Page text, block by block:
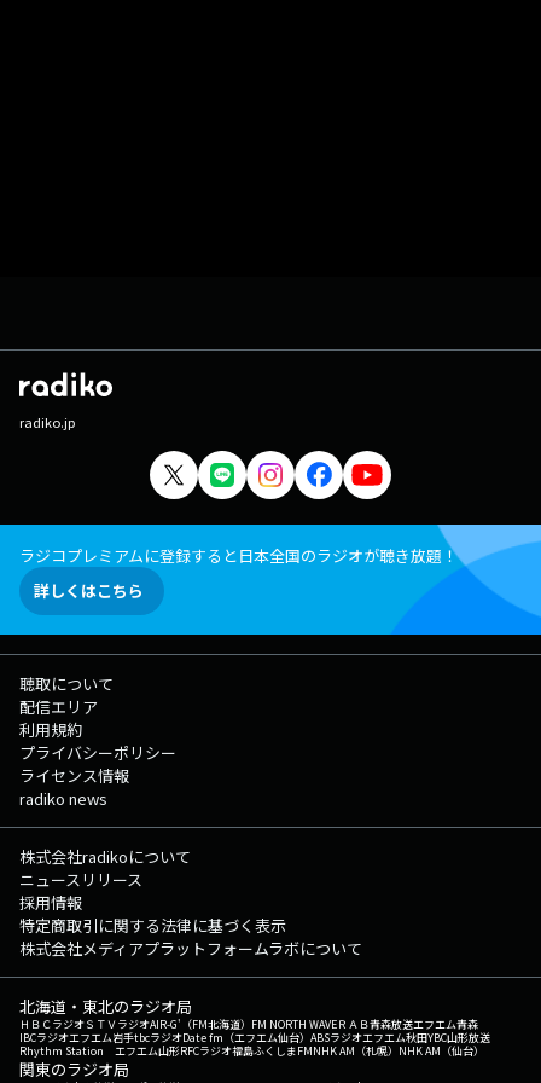
radiko.jp
ラジコプレミアムに登録すると日本全国のラジオが聴き放題！
詳しくはこちら
聴取について
配信エリア
利用規約
プライバシーポリシー
ライセンス情報
radiko news
株式会社radikoについて
ニュースリリース
採用情報
特定商取引に関する法律に基づく表示
株式会社メディアプラットフォームラボについて
北海道・東北のラジオ局
ＨＢＣラジオＳＴＶラジオAIR-G'（FM北海道） FM NORTH WAVEＲＡＢ青森放送エフエム青森
IBCラジオエフエム岩手tbcラジオDate fm（エフエム仙台） ABSラジオエフエム秋田YBC山形放送
Rhythm Station エフエム山形RFCラジオ福島ふくしまFMNHK AM（札幌） NHK AM（仙台）
関東のラジオ局